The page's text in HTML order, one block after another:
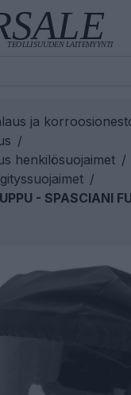
ja
/
henkilösuojaimet /
/
- SPASCIANI